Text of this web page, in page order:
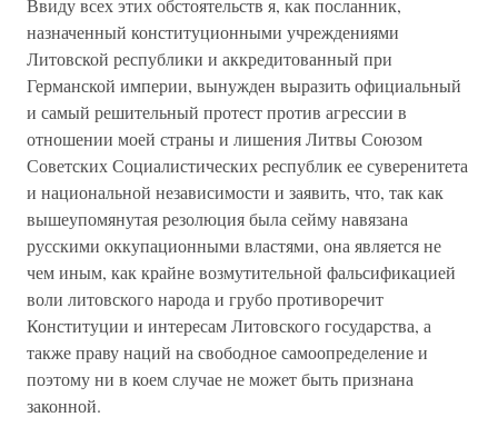
Ввиду всех этих обстоятельств я, как посланник,
назначенный конституционными учреждениями
Литовской республики и аккредитованный при
Германской империи, вынужден выразить официальный
и самый решительный протест против агрессии в
отношении моей страны и лишения Литвы Союзом
Советских Социалистических республик ее суверенитета
и национальной независимости и заявить, что, так как
вышеупомянутая резолюция была сейму навязана
русскими оккупационными властями, она является не
чем иным, как крайне возмутительной фальсификацией
воли литовского народа и грубо противоречит
Конституции и интересам Литовского государства, а
также праву наций на свободное самоопределение и
поэтому ни в коем случае не может быть признана
законной.